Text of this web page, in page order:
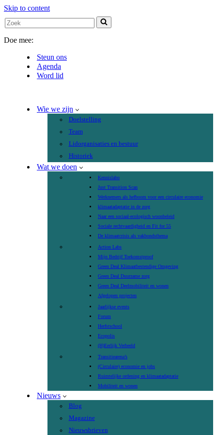
Skip to content
Search
for...
Doe mee:
Steun ons
Agenda
Word lid
Wie we zijn
Doelstelling
Team
Lidorganisaties en bestuur
Historiek
Wat we doen
Kennislabo
Just Transition Scan
Werknemers als hefboom voor een circulaire economie
klimaatadaptatie in de zorg
Naar een sociaal-ecologisch woonbeleid
Sociale rechtvaardigheid en Fit for 55
De klimaatcrisis als vakbondsthema
Action Labs
Mijn Bedrijf Toekomstproof
Green Deal Klimaatbestendige Omgeving
Green Deal Duurzame zorg
Green Deal Deelmobiliteit en wonen
Afgelopen projecten
Jaarlijkse events
Forum
Herfstschool
Ecopolis
(H)Eerlijk Verbeeld
Transitiearena’s
(Circulaire) economie en jobs
Ruimtelijke ordening en klimaatadaptatie
Mobiliteit en wonen
Nieuws
Blog
Magazine
Nieuwsbrieven